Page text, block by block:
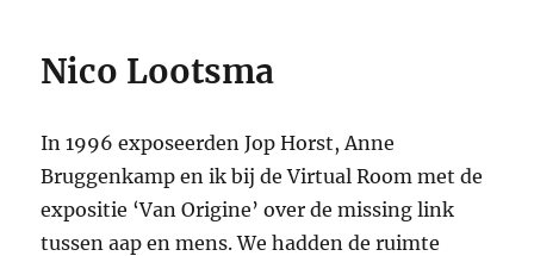
Nico Lootsma
In 1996 exposeerden Jop Horst, Anne
Bruggenkamp en ik bij de Virtual Room met de
expositie ‘Van Origine’ over de missing link
tussen aap en mens. We hadden de ruimte